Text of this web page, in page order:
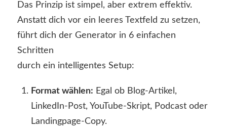
Das Prinzip ist simpel, aber extrem effektiv.
Anstatt dich vor ein leeres Textfeld zu setzen,
führt dich der Generator in 6 einfachen
Schritten
durch ein intelligentes Setup:
Format wählen: Egal ob Blog-Artikel,
LinkedIn-Post, YouTube-Skript, Podcast oder
Landingpage-Copy.